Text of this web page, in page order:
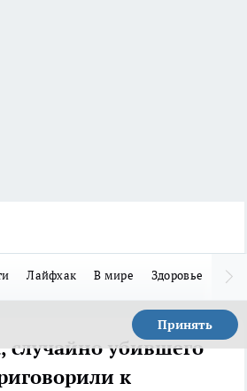
Лайфхак В мире Здоровье
Принять
случайно убившего
к